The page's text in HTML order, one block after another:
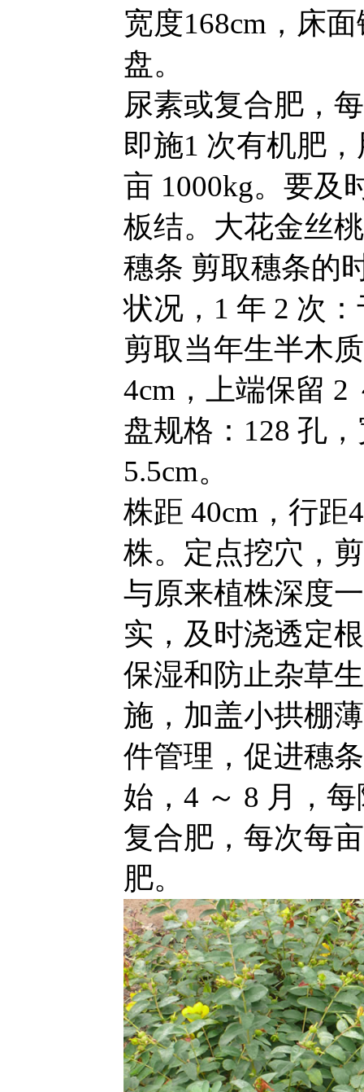
宽度168cm，床
盘。
尿素或复合肥，
即施1 次有机肥
亩 1000kg。要及
板结。大花金丝
穗条 剪取穗条的
状况，1 年 2 次
剪取当年生半木
4cm，上端保留 2
盘规格：128 孔
5.5cm。
株距 40cm，行距
株。定点挖穴，
与原来植株深度
实，及时浇透定
保湿和防止杂草
施，加盖小拱棚
件管理，促进穗
始，4 ～ 8 月，
复合肥，每次每
肥。